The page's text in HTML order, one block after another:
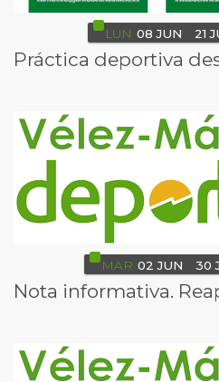
LUN 08 JUN 21
Práctica deportiva
MAR 02 JUN 30
Nota informativa.